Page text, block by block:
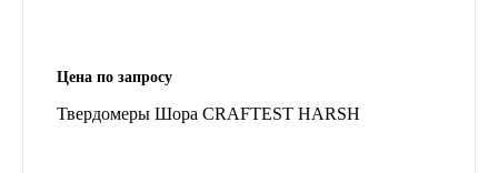
Цена по запросу
Твердомеры Шора CRAFTEST HARSH